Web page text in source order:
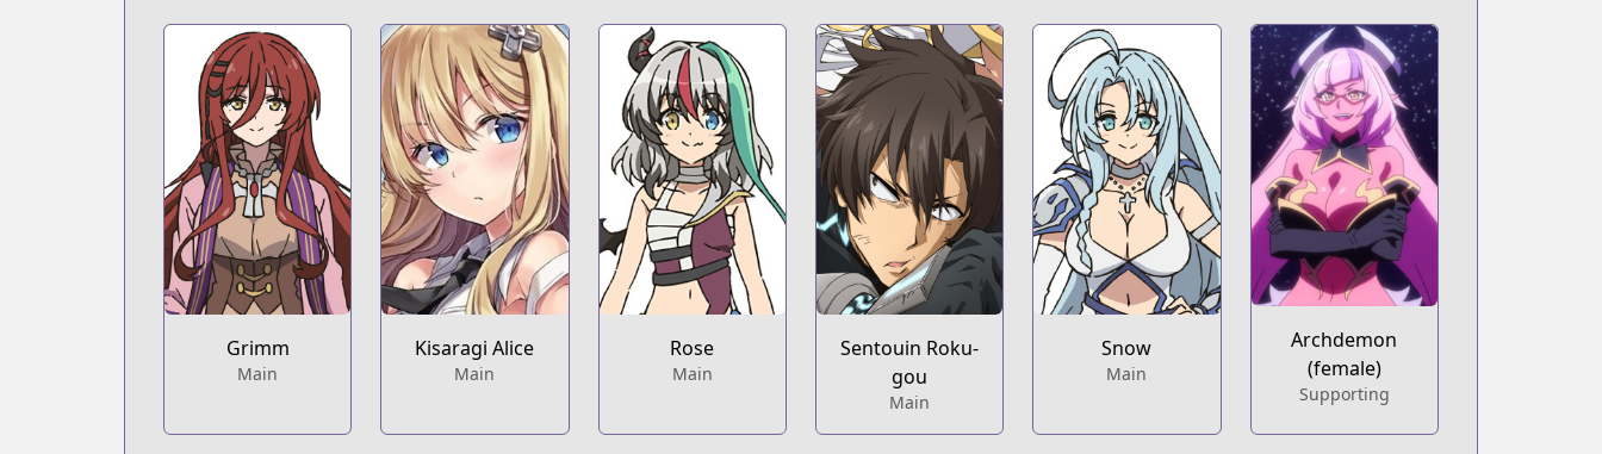
Grimm
Main
Kisaragi Alice
Main
Rose
Main
Sentouin Roku-
gou
Main
Snow
Main
Archdemon
(female)
Supporting